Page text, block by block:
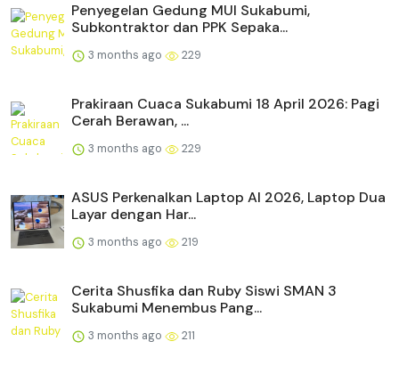
Penyegelan Gedung MUI Sukabumi,
Subkontraktor dan PPK Sepaka...
3 months ago 229
Prakiraan Cuaca Sukabumi 18 April 2026: Pagi
Cerah Berawan, ...
3 months ago 229
ASUS Perkenalkan Laptop AI 2026, Laptop Dua
Layar dengan Har...
3 months ago 219
Cerita Shusfika dan Ruby Siswi SMAN 3
Sukabumi Menembus Pang...
3 months ago 211